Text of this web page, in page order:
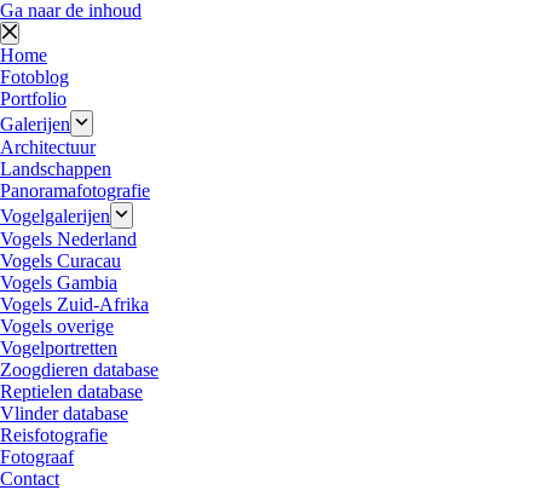
Ga naar de inhoud
Home
Fotoblog
Portfolio
Galerijen
Architectuur
Landschappen
Panoramafotografie
Vogelgalerijen
Vogels Nederland
Vogels Curacau
Vogels Gambia
Vogels Zuid-Afrika
Vogels overige
Vogelportretten
Zoogdieren database
Reptielen database
Vlinder database
Reisfotografie
Fotograaf
Contact